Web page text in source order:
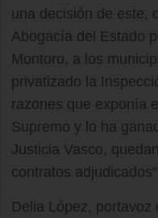
una decisión de este,
Abogacía del Estado
Montoro, a los
privatizado la
razones que exponía
Supremo y lo ha
Justicia Vasco,
contratos
Delia López, portavoz